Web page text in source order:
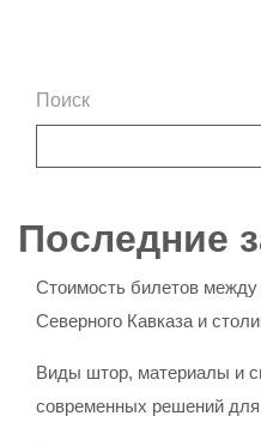
Поиск
Последние
Стоимость билетов
Северного Кавказа и
Виды штор, материалы и
современных решений